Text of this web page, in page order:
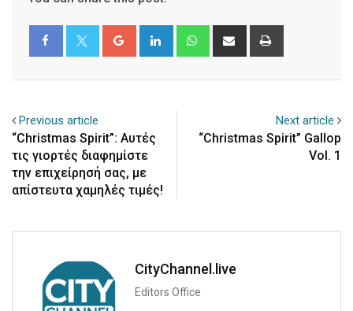
Google+ LinkedIn WhatsappShare
Previous article
“Christmas Spirit”: Αυτές
τις γιορτές διαφημίστε
την επιχείρησή σας, με
απίστευτα χαμηλές τιμές!
Next article
“Christmas Spirit” Gallop
Vol. 1
CityChannel.live
Editors Office